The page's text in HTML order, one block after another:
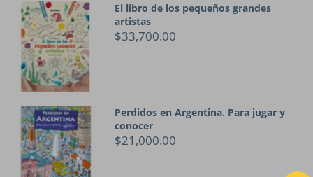
El libro de los pequeños grandes
artistas
$33,700.00
Perdidos en Argentina. Para jugar y
conocer
$21,000.00